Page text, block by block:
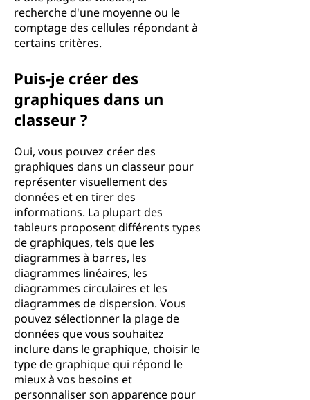
recherche d'une moyenne ou le
comptage des cellules répondant à
certains critères.
Puis-je créer des
graphiques dans un
classeur ?
Oui, vous pouvez créer des
graphiques dans un classeur pour
représenter visuellement des
données et en tirer des
informations. La plupart des
tableurs proposent différents types
de graphiques, tels que les
diagrammes à barres, les
diagrammes linéaires, les
diagrammes circulaires et les
diagrammes de dispersion. Vous
pouvez sélectionner la plage de
données que vous souhaitez
inclure dans le graphique, choisir le
type de graphique qui répond le
mieux à vos besoins et
personnaliser son apparence pour